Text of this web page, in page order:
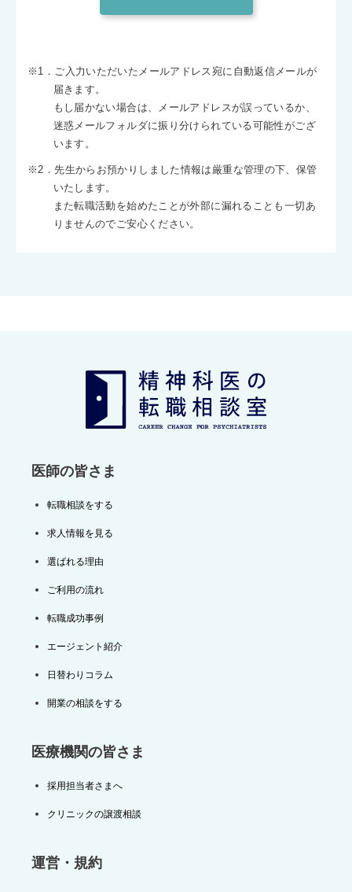
※1．ご入力いただいたメールアドレス宛に自動返信メールが
届きます。
もし届かない場合は、メールアドレスが誤っているか、
迷惑メールフォルダに振り分けられている可能性がござ
います。
※2．先生からお預かりしました情報は厳重な管理の下、保管
いたします。
また転職活動を始めたことが外部に漏れることも一切あ
りませんのでご安心ください。
医師の皆さま
転職相談をする
求人情報を見る
選ばれる理由
ご利用の流れ
転職成功事例
エージェント紹介
日替わりコラム
開業の相談をする
医療機関の皆さま
採用担当者さまへ
クリニックの譲渡相談
運営・規約